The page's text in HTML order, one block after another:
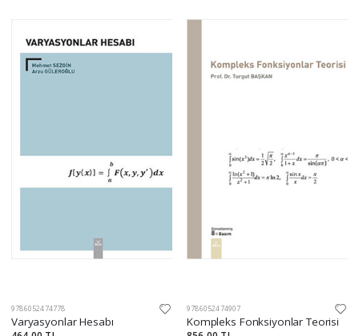
9786052474778
Varyasyonlar Hesabı
9786052474907
Kompleks Fonksiyonlar Teorisi